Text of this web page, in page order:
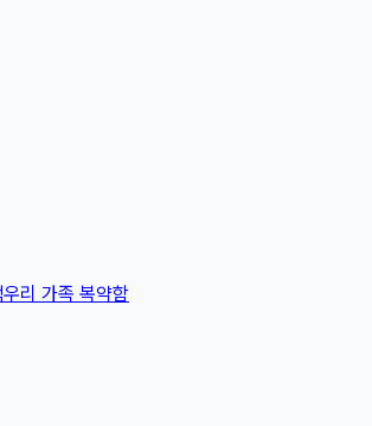
우리 가족 복약함